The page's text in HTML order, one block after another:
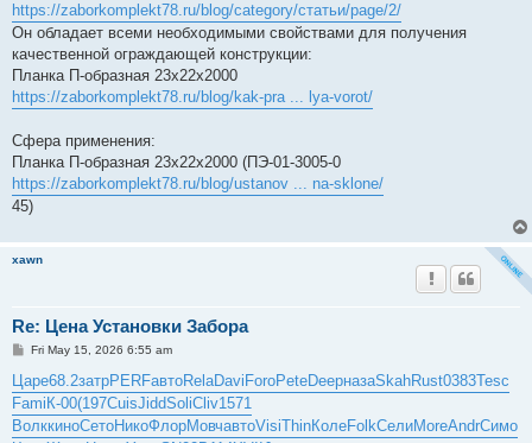
https://zaborkomplekt78.ru/blog/category/статьи/page/2/
Он обладает всеми необходимыми свойствами для получения
качественной ограждающей конструкции:
Планка П-образная 23х22х2000
https://zaborkomplekt78.ru/blog/kak-pra ... lya-vorot/
Сфера применения:
Планка П-образная 23х22х2000 (ПЭ-01-3005-0
https://zaborkomplekt78.ru/blog/ustanov ... na-sklone/
45)
xawn
Re: Цена Установки Забора
P
s
t
Fri May 15, 2026 6:55 am
Царе68.2затрPERFавтоRelaDaviForoPeteDeepназаSkahRust0383Tesc
FamiК-00(197CuisJiddSoliCliv1571
ВолккиноСетоНикоФлорМовчавтоVisiThinКолеFolkСелиMoreAndrСимо